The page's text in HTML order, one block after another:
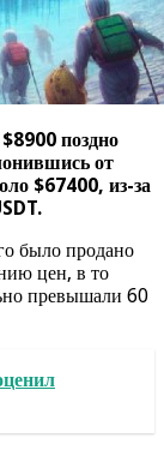
поздно
от
$67400, из-за
было продано
цен, в то
превышали 60